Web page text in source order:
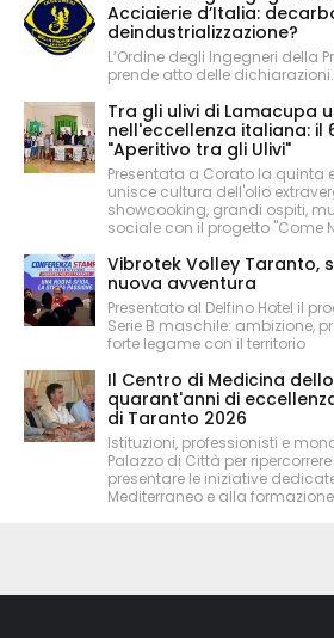
Acciaierie d’Italia:
deindustrializzazione?
L’Ordine degli Ingegneri della
prende atto delle
Tra gli ulivi di Lamacupa
nell'eccellenza italiana: il
"Aperitivo tra gli Ulivi"
Presentata a Corato la quinta
unisce cultura dell'olio
showcooking, grandi ospiti,
sociale con il progetto "Come
Vibrotek Volley Taranto,
nuova avventura
Presentato al Delfino Hotel il
Serie B maschile: ambizione,
forte legame con il territorio
Il Centro di Medicina
quarant'anni di
di Taranto 2026
Istituzioni, professionisti e
Palazzo di Città per
presentare le iniziative
Mediterraneo e alla